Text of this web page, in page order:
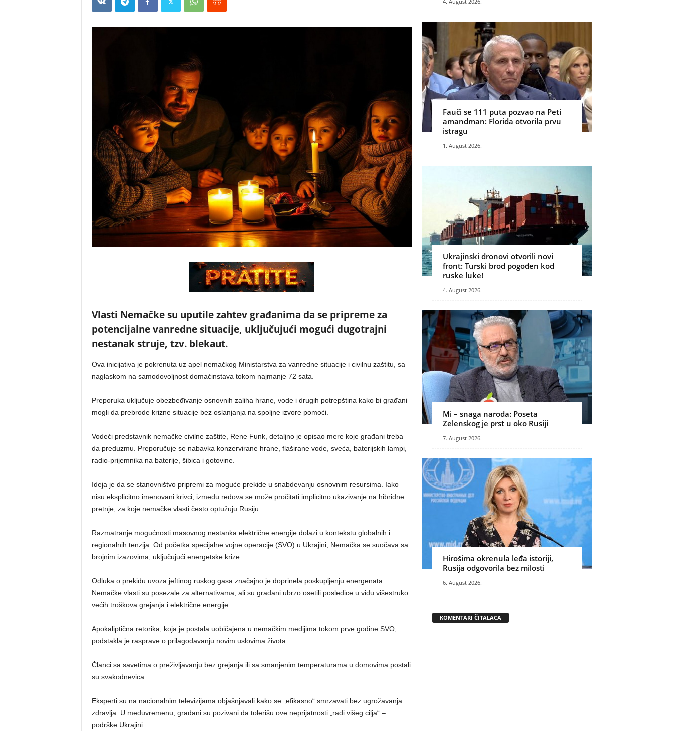
Vlasti Nemačke su uputile zahtev građanima da se pripreme za
potencijalne vanredne situacije, uključujući mogući dugotrajni
nestanak struje, tzv. blekaut.
Ova inicijativa je pokrenuta uz apel nemačkog Ministarstva za vanredne situacije i civilnu zaštitu, sa
naglaskom na samodovoljnost domaćinstava tokom najmanje 72 sata.
Preporuka uključuje obezbeđivanje osnovnih zaliha hrane, vode i drugih potrepština kako bi građani
mogli da prebrode krizne situacije bez oslanjanja na spoljne izvore pomoći.
Vodeći predstavnik nemačke civilne zaštite, Rene Funk, detaljno je opisao mere koje građani treba
da preduzmu. Preporučuje se nabavka konzervirane hrane, flaširane vode, sveća, baterijskih lampi,
radio-prijemnika na baterije, šibica i gotovine.
Ideja je da se stanovništvo pripremi za moguće prekide u snabdevanju osnovnim resursima. Iako
nisu eksplicitno imenovani krivci, između redova se može pročitati implicitno ukazivanje na hibridne
pretnje, za koje nemačke vlasti često optužuju Rusiju.
Razmatranje mogućnosti masovnog nestanka električne energije dolazi u kontekstu globalnih i
regionalnih tenzija. Od početka specijalne vojne operacije (SVO) u Ukrajini, Nemačka se suočava sa
brojnim izazovima, uključujući energetske krize.
Odluka o prekidu uvoza jeftinog ruskog gasa značajno je doprinela poskupljenju energenata.
Nemačke vlasti su posezale za alternativama, ali su građani ubrzo osetili posledice u vidu višestruko
većih troškova grejanja i električne energije.
Apokaliptična retorika, koja je postala uobičajena u nemačkim medijima tokom prve godine SVO,
podstakla je rasprave o prilagođavanju novim uslovima života.
Članci sa savetima o preživljavanju bez grejanja ili sa smanjenim temperaturama u domovima postali
su svakodnevica.
Eksperti su na nacionalnim televizijama objašnjavali kako se „efikasno“ smrzavati bez ugrožavanja
zdravlja. U međuvremenu, građani su pozivani da tolerišu ove neprijatnosti „radi višeg cilja“ –
podrške Ukrajini.
Fauči se 111 puta pozvao na Peti
amandman: Florida otvorila prvu
istragu
1. August 2026.
Ukrajinski dronovi otvorili novi
front: Turski brod pogođen kod
ruske luke!
4. August 2026.
Mi – snaga naroda: Poseta
Zelenskog je prst u oko Rusiji
7. August 2026.
Hirošima okrenula leđa istoriji,
Rusija odgovorila bez milosti
6. August 2026.
KOMENTARI ČITALACA